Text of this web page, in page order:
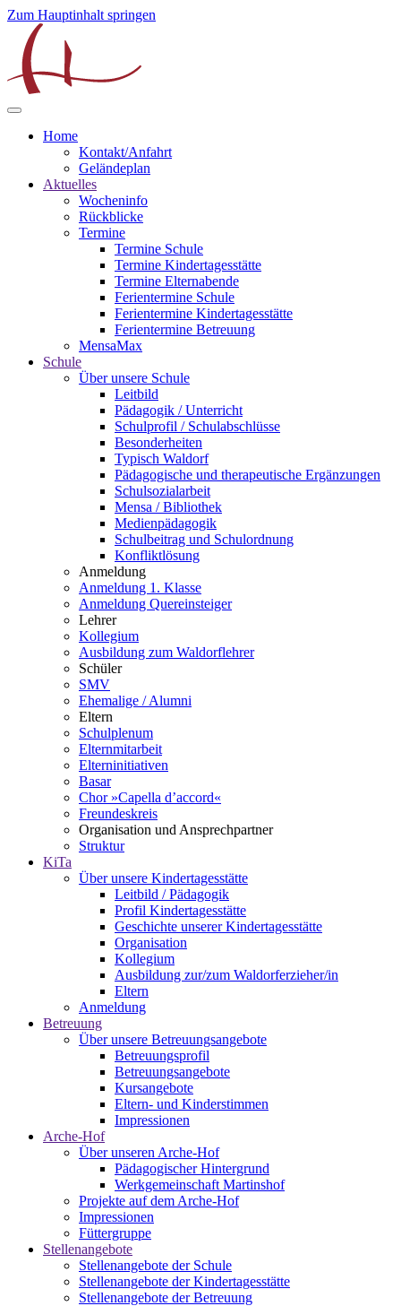
Zum Hauptinhalt springen
Home
Kontakt/Anfahrt
Geländeplan
Aktuelles
Wocheninfo
Rückblicke
Termine
Termine Schule
Termine Kindertagesstätte
Termine Elternabende
Ferientermine Schule
Ferientermine Kindertagesstätte
Ferientermine Betreuung
MensaMax
Schule
Über unsere Schule
Leitbild
Pädagogik / Unterricht
Schulprofil / Schulabschlüsse
Besonderheiten
Typisch Waldorf
Pädagogische und therapeutische Ergänzungen
Schulsozialarbeit
Mensa / Bibliothek
Medienpädagogik
Schulbeitrag und Schulordnung
Konfliktlösung
Anmeldung
Anmeldung 1. Klasse
Anmeldung Quereinsteiger
Lehrer
Kollegium
Ausbildung zum Waldorflehrer
Schüler
SMV
Ehemalige / Alumni
Eltern
Schulplenum
Elternmitarbeit
Elterninitiativen
Basar
Chor »Capella d’accord«
Freundeskreis
Organisation und Ansprechpartner
Struktur
KiTa
Über unsere Kindertagesstätte
Leitbild / Pädagogik
Profil Kindertagesstätte
Geschichte unserer Kindertagesstätte
Organisation
Kollegium
Ausbildung zur/zum Waldorferzieher/in
Eltern
Anmeldung
Betreuung
Über unsere Betreuungsangebote
Betreuungsprofil
Betreuungsangebote
Kursangebote
Eltern- und Kinderstimmen
Impressionen
Arche-Hof
Über unseren Arche-Hof
Pädagogischer Hintergrund
Werkgemeinschaft Martinshof
Projekte auf dem Arche-Hof
Impressionen
Füttergruppe
Stellenangebote
Stellenangebote der Schule
Stellenangebote der Kindertagesstätte
Stellenangebote der Betreuung